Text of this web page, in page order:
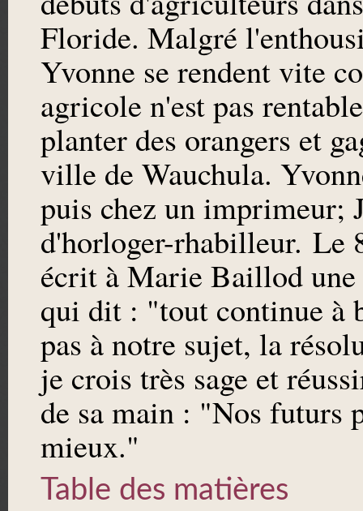
Floride. Malgré
Yvonne se rendent vite
agricole n'est pas
planter des orangers et
ville de Wauchula.
puis chez un imprimeur;
d'horloger-rhabilleur. Le
écrit à Marie Baillod une
qui dit : "tout continue à
pas à notre sujet, la
je crois très sage et
de sa main : "Nos futurs
mieux."
Table des matières